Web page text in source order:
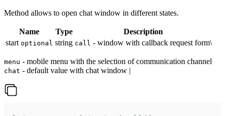
Method allows to open chat window in different states.
Name Type
Description
start optional string call - window with callback request form\
menu - mobile menu with the selection of communication channel
chat - default value with chat window |